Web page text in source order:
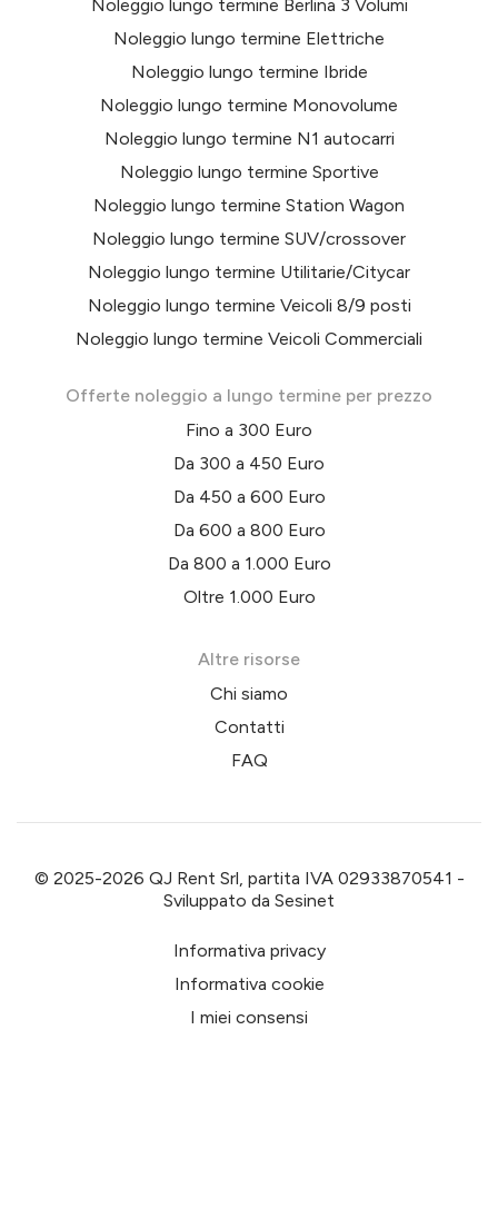
Noleggio lungo termine Berlina 3 Volumi
Noleggio lungo termine Elettriche
Noleggio lungo termine Ibride
Noleggio lungo termine Monovolume
Noleggio lungo termine N1 autocarri
Noleggio lungo termine Sportive
Noleggio lungo termine Station Wagon
Noleggio lungo termine SUV/crossover
Noleggio lungo termine Utilitarie/Citycar
Noleggio lungo termine Veicoli 8/9 posti
Noleggio lungo termine Veicoli Commerciali
Offerte noleggio a lungo termine per prezzo
Fino a 300 Euro
Da 300 a 450 Euro
Da 450 a 600 Euro
Da 600 a 800 Euro
Da 800 a 1.000 Euro
Oltre 1.000 Euro
Altre risorse
Chi siamo
Contatti
FAQ
© 2025-2026 QJ Rent Srl, partita IVA 02933870541 -
Sviluppato da Sesinet
Informativa privacy
Informativa cookie
I miei consensi